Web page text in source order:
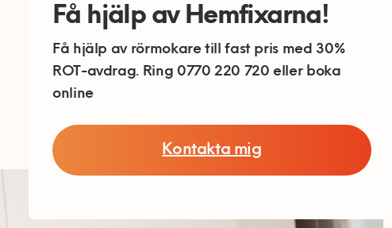
Få hjälp av Hemfixarna!
Få hjälp av rörmokare till fast pris med 30%
ROT-avdrag. Ring 0770 220 720 eller boka
online
Kontakta mig